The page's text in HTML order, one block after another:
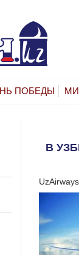
ПОБЕДЫ
В